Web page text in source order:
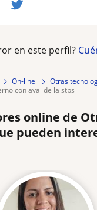
en este perfil?
On-line
Otras
con aval de la stps
online de
pueden